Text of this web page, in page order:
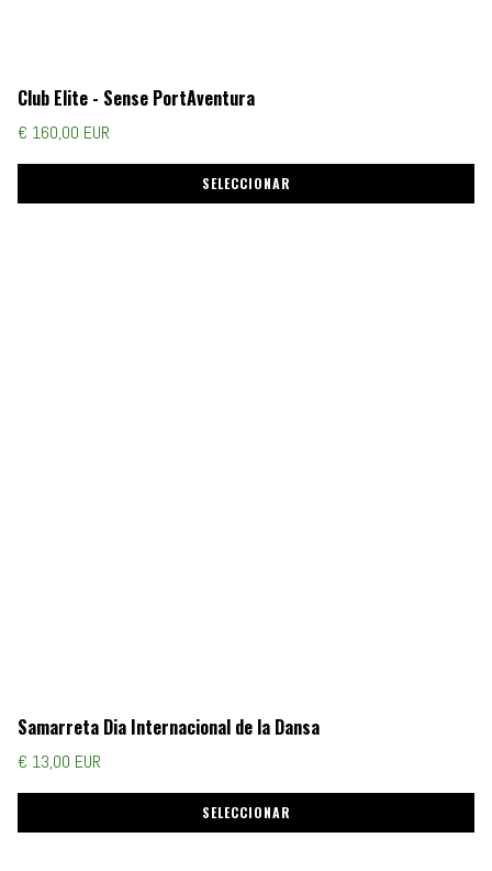
Club Elite - Sense PortAventura
€ 160,00 EUR
SELECCIONAR
Samarreta Dia Internacional de la Dansa
€ 13,00 EUR
SELECCIONAR